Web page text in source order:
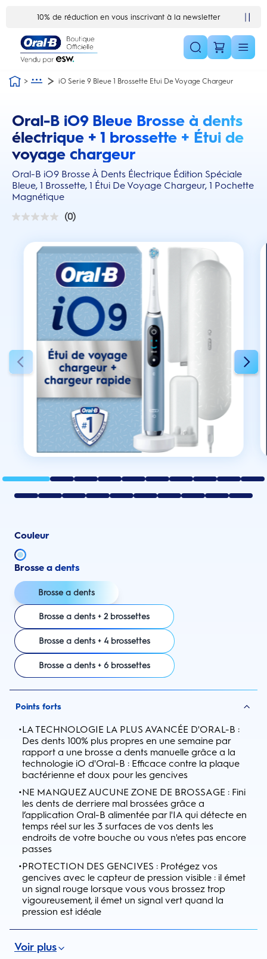
10% de réduction en vous inscrivant à la newsletter
iO Serie 9 Bleue 1 Brossette Etui De Voyage Chargeur
Oral-B iO9 Bleue Brosse à dents
électrique + 1 brossette + Étui de
voyage chargeur
Oral-B iO9 Brosse À Dents Électrique Édition Spéciale
Bleue, 1 Brossette, 1 Étui De Voyage Chargeur, 1 Pochette
Magnétique
this action will scroll you to the reviews section
(0)
0.0
étoiles.
Couleur
Brosse a dents
Brosse a dents
Brosse a dents + 2 brossettes
Brosse a dents + 4 brossettes
Brosse a dents + 6 brossettes
Points forts
•LA TECHNOLOGIE LA PLUS AVANCÉE D'ORAL-B :
Des dents 100% plus propres en une semaine par
rapport a une brosse a dents manuelle grâce a la
technologie iO d'Oral-B : Efficace contre la plaque
bactérienne et doux pour les gencives
•NE MANQUEZ AUCUNE ZONE DE BROSSAGE : Fini
les dents de derriere mal brossées grâce a
l’application Oral-B alimentée par l'IA qui détecte en
temps réel sur les 3 surfaces de vos dents les
endroits de votre bouche ou vous n'etes pas encore
passes
•PROTECTION DES GENCIVES : Protégez vos
gencives avec le capteur de pression visible : il émet
un signal rouge lorsque vous vous brossez trop
vigoureusement, il émet un signal vert quand la
pression est idéale
Voir plus